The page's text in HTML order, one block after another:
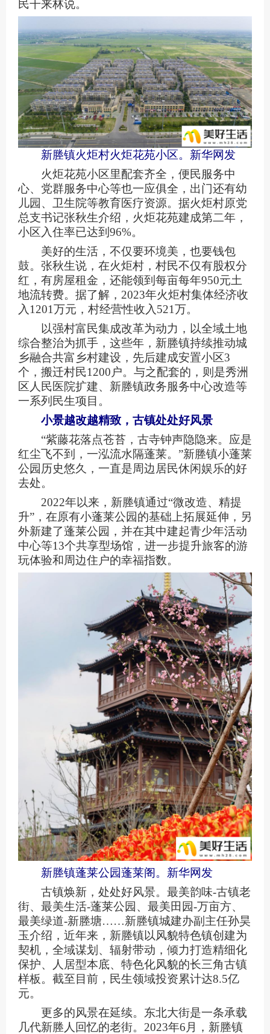
民干来林说。
新塍镇火炬村火炬花苑小区。新华网发
火炬花苑小区里配套齐全，便民服务中
心、党群服务中心等也一应俱全，出门还有幼
儿园、卫生院等教育医疗资源。据火炬村原党
总支书记张秋生介绍，火炬花苑建成第二年，
小区入住率已达到96%。
美好的生活，不仅要环境美，也要钱包
鼓。张秋生说，在火炬村，村民不仅有股权分
红，有房屋租金，还能领到每亩每年950元土
地流转费。据了解，2023年火炬村集体经济收
入1201万元，村经营性收入521万。
以强村富民集成改革为动力，以全域土地
综合整治为抓手，这些年，新塍镇持续推动城
乡融合共富乡村建设，先后建成安置小区3
个，搬迁村民1200户。与之配套的，则是秀洲
区人民医院扩建、新塍镇政务服务中心改造等
一系列民生项目。
小景越改越精致，古镇处处好风景
“紫藤花落点苍苔，古寺钟声隐隐来。应是
红尘飞不到，一泓流水隔蓬莱。”新塍镇小蓬莱
公园历史悠久，一直是周边居民休闲娱乐的好
去处。
2022年以来，新塍镇通过“微改造、精提
升”，在原有小蓬莱公园的基础上拓展延伸，另
外新建了蓬莱公园，并在其中建起青少年活动
中心等13个共享型场馆，进一步提升旅客的游
玩体验和周边住户的幸福指数。
新塍镇蓬莱公园蓬莱阁。新华网发
古镇焕新，处处好风景。最美韵味-古镇老
街、最美生活-蓬莱公园、最美田园-万亩方、
最美绿道-新塍塘……新塍镇城建办副主任孙昊
玉介绍，近年来，新塍镇以风貌特色镇创建为
契机，全域谋划、辐射带动，倾力打造精细化
保护、人居型本底、特色化风貌的长三角古镇
样板。截至目前，民生领域投资累计达8.5亿
元。
更多的风景在延续。东北大街是一条承载
几代新塍人回忆的老街。2023年6月，新塍镇